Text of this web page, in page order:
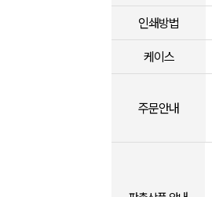
인쇄방법
케이스
주문안내